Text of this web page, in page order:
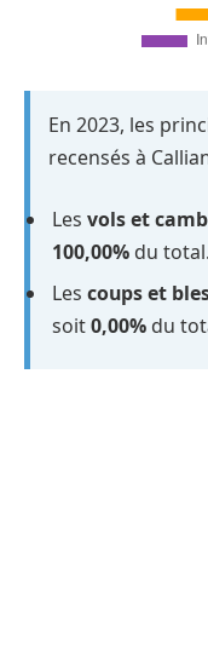
En 2023, les
recensés à
Les vols et
100,00% du total.
Les coups et
soit0,00% du